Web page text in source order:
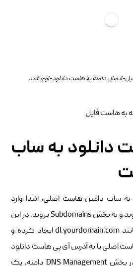
اتصال دامنه به هاست دانلود-اوج شید
دانلود به ساب
ساب دامین هاست اصلی، ابتدا وارد
کنترل پنل هاست خود شوید و به بخش Subdomains بروید. در این
بخش، یک ساب دامین مانند dl.yourdomain.com ایجاد کرده و
اصلی یا به آدرس آی پی هاست دانلود
تنظیم می کنید. سپس در بخش DNS Management دامنه، یک